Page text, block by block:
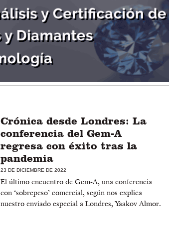
Crónica desde Londres: La
conferencia del Gem-A
regresa con éxito tras la
pandemia
23 DE DICIEMBRE DE 2022
El último encuentro de Gem-A, una conferencia
con ‘sobrepeso’ comercial, según nos explica
nuestro enviado especial a Londres, Yaakov Almor.